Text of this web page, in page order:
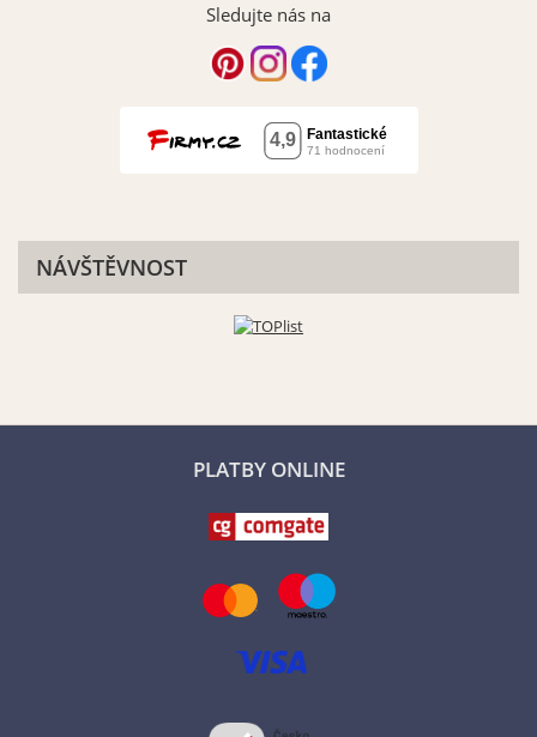
Sledujte nás na
NÁVŠTĚVNOST
PLATBY ONLINE